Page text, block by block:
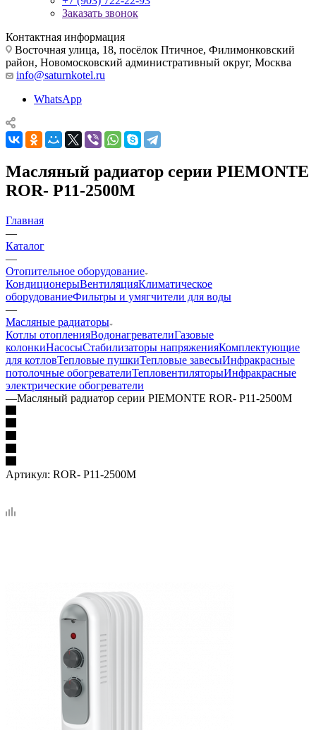
Заказать звонок
Контактная информация
Восточная улица, 18, посёлок Птичное, Филимонковский
район, Новомосковский административный округ, Москва
info@saturnkotel.ru
WhatsApp
Масляный радиатор серии PIEMONTE
ROR- P11-2500M
Главная
—
Каталог
—
Отопительное оборудование
КондиционерыВентиляцияКлиматическое
оборудованиеФильтры и умягчители для воды
—
Масляные радиаторы
Котлы отопленияВодонагревателиГазовые
колонкиНасосыСтабилизаторы напряженияКомплектующие
для котловТепловые пушкиТепловые завесыИнфракрасные
потолочные обогревателиТепловентиляторыИнфракрасные
электрические обогреватели
—Масляный радиатор серии PIEMONTE ROR- P11-2500M
Артикул: ROR- P11-2500M